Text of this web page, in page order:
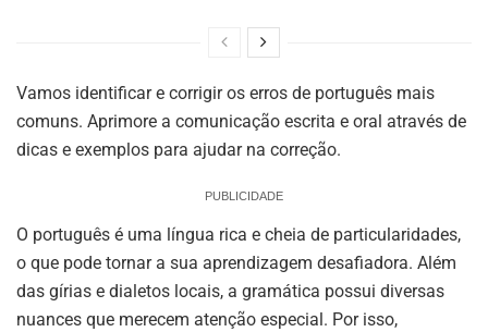
Vamos identificar e corrigir os erros de português mais
comuns. Aprimore a comunicação escrita e oral através de
dicas e exemplos para ajudar na correção.
PUBLICIDADE
O português é uma língua rica e cheia de particularidades,
o que pode tornar a sua aprendizagem desafiadora. Além
das gírias e dialetos locais, a gramática possui diversas
nuances que merecem atenção especial. Por isso,